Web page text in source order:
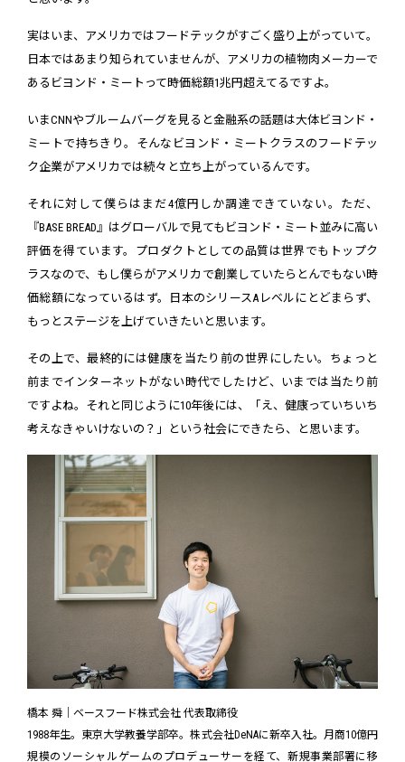
実はいま、アメリカではフードテックがすごく盛り上がっていて。
日本ではあまり知られていませんが、アメリカの植物肉メーカーで
あるビヨンド・ミートって時価総額1兆円超えてるですよ。
いまCNNやブルームバーグを見ると金融系の話題は大体ビヨンド・
ミートで持ちきり。そんなビヨンド・ミートクラスのフードテッ
ク企業がアメリカでは続々と立ち上がっているんです。
それに対して僕らはまだ4億円しか調達できていない。ただ、
『BASE BREAD』はグローバルで見てもビヨンド・ミート並みに高い
評価を得ています。プロダクトとしての品質は世界でもトップク
ラスなので、もし僕らがアメリカで創業していたらとんでもない時
価総額になっているはず。日本のシリースAレベルにとどまらず、
もっとステージを上げていきたいと思います。
その上で、最終的には健康を当たり前の世界にしたい。ちょっと
前までインターネットがない時代でしたけど、いまでは当たり前
ですよね。それと同じように10年後には、「え、健康っていちいち
考えなきゃいけないの？」という社会にできたら、と思います。
橋本 舜｜ベースフード株式会社 代表取締役
1988年生。東京大学教養学部卒。株式会社DeNAに新卒入社。月商10億円
規模のソーシャルゲームのプロデューサーを経て、新規事業部署に移